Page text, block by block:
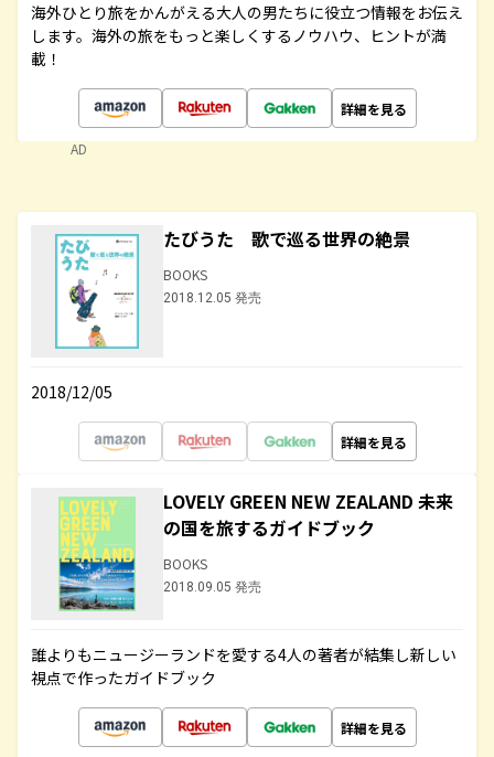
海外ひとり旅をかんがえる大人の男たちに役立つ情報をお伝え
します。海外の旅をもっと楽しくするノウハウ、ヒントが満
載！
詳細を見る
AD
たびうた 歌で巡る世界の絶景
BOOKS
2018.12.05 発売
2018/12/05
詳細を見る
LOVELY GREEN NEW ZEALAND 未来
の国を旅するガイドブック
BOOKS
2018.09.05 発売
誰よりもニュージーランドを愛する4人の著者が結集し新しい
視点で作ったガイドブック
詳細を見る